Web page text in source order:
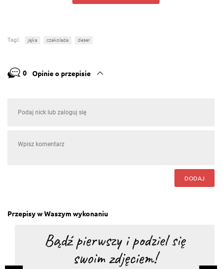
Tagi: jajka czekolada deser
0 Opinie o przepisie
DODAJ
Przepisy w Waszym wykonaniu